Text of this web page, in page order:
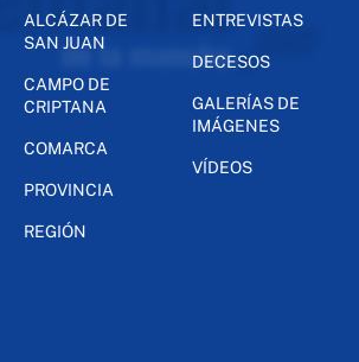
ALCÁZAR DE
SAN JUAN
CAMPO DE
CRIPTANA
COMARCA
PROVINCIA
REGIÓN
ENTREVISTAS
DECESOS
GALERÍAS DE
IMÁGENES
VÍDEOS